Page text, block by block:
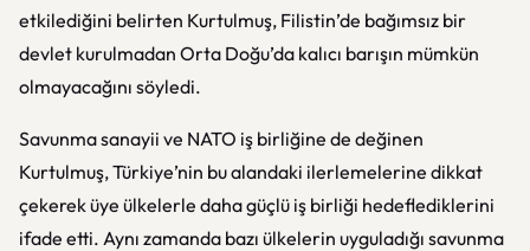
etkilediğini belirten Kurtulmuş, Filistin’de bağımsız bir
devlet kurulmadan Orta Doğu’da kalıcı barışın mümkün
olmayacağını söyledi.
Savunma sanayii ve NATO iş birliğine de değinen
Kurtulmuş, Türkiye’nin bu alandaki ilerlemelerine dikkat
çekerek üye ülkelerle daha güçlü iş birliği hedeflediklerini
ifade etti. Aynı zamanda bazı ülkelerin uyguladığı savunma